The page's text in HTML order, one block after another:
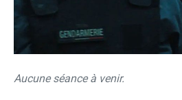
Aucune séance à venir.